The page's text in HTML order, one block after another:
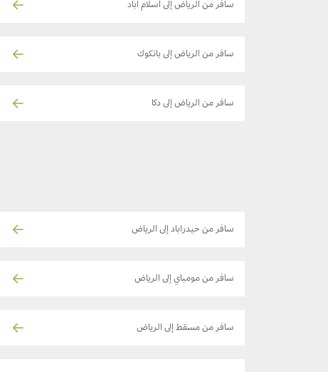
سافر من الرياض إلى اسلام آباد
سافر من الرياض إلى بانكوك
سافر من الرياض إلى دكا
سافر من حيدراباد إلى الرياض
سافر من مومباي إلى الرياض
سافر من مسقط إلى الرياض